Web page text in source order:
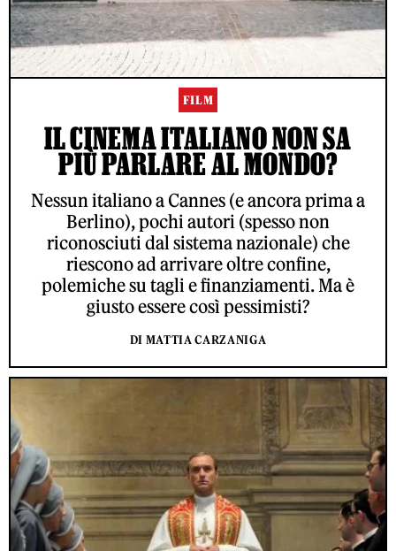
FILM
IL CINEMA ITALIANO NON SA
PIÙ PARLARE AL MONDO?
Nessun italiano a Cannes (e ancora prima a
Berlino), pochi autori (spesso non
riconosciuti dal sistema nazionale) che
riescono ad arrivare oltre confine,
polemiche su tagli e finanziamenti. Ma è
giusto essere così pessimisti?
DI MATTIA CARZANIGA